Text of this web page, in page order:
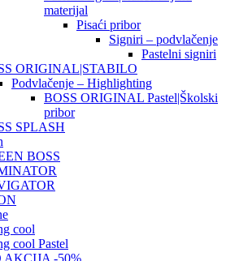
materijal
Pisaći pribor
Signiri – podvlačenje
Pastelni signiri
ORIGINAL|STABILO
Podvlačenje – Highlighting
BOSS ORIGINAL Pastel|Školski
pribor
SPLASH
BOSS
cool
cool Pastel
AKCIJA -50%